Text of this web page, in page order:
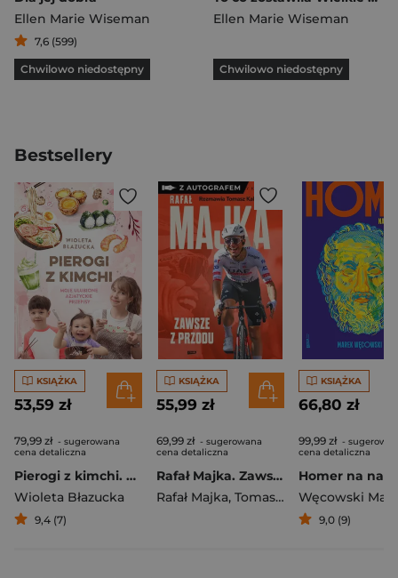
Ellen Marie Wiseman
7,6 (599)
Chwilowo niedostępny
Ellen Marie Wiseman
Chwilowo niedostępny
Bestsellery
KSIĄŻKA
53,59 zł
79,99 zł - sugerowana
cena detaliczna
Pierogi z kimchi. Moje ulubione azjatyckie przepisy
Wioleta Błazucka
9,4 (7)
KSIĄŻKA
55,99 zł
69,99 zł - sugerowana
cena detaliczna
Rafał Majka. Zawsze z przodu. Rozmawia Tomasz Kalemba - książka z autografem
Rafał Majka, Tomasz Kalemba
KSIĄŻKA
66,80 zł
99,99 zł -
cena detaliczna
Węcowski
9,0 (9)